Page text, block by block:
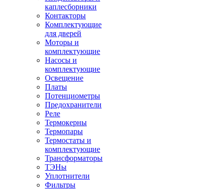
каплесборники
Контакторы
Комплектующие
для дверей
Моторы и
комплектующие
Насосы и
комплектующие
Освещение
Платы
Потенциометры
Предохранители
Реле
Термокерны
Термопары
Термостаты и
комплектующие
Трансформаторы
ТЭНы
Уплотнители
Фильтры